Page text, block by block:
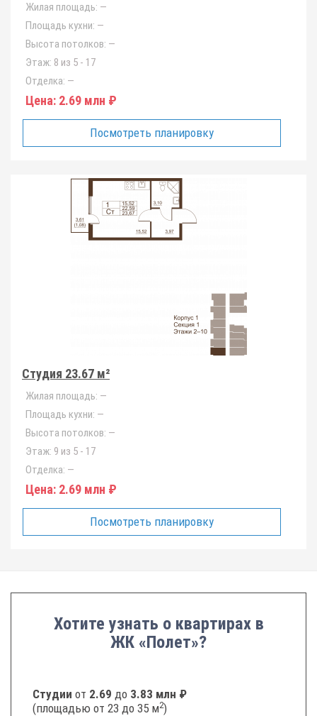
Жилая площадь: —
Площадь кухни: —
Высота потолков: —
Этаж: 8 из 5 - 17
Отделка: —
Цена: 2.69 млн ₽
Посмотреть планировку
Студия 23.67 м²
Жилая площадь: —
Площадь кухни: —
Высота потолков: —
Этаж: 9 из 5 - 17
Отделка: —
Цена: 2.69 млн ₽
Посмотреть планировку
Хотите узнать о квартирах в
ЖК «Полет»?
Студии от 2.69 до 3.83 млн ₽
(площадью от 23 до 35 м2)